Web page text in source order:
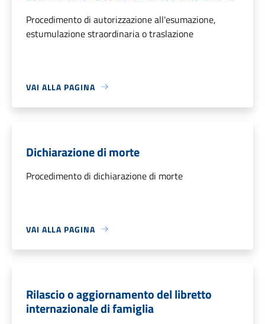
Procedimento di autorizzazione all'esumazione,
estumulazione straordinaria o traslazione
VAI ALLA PAGINA
Dichiarazione di morte
Procedimento di dichiarazione di morte
VAI ALLA PAGINA
Rilascio o aggiornamento del libretto
internazionale di famiglia